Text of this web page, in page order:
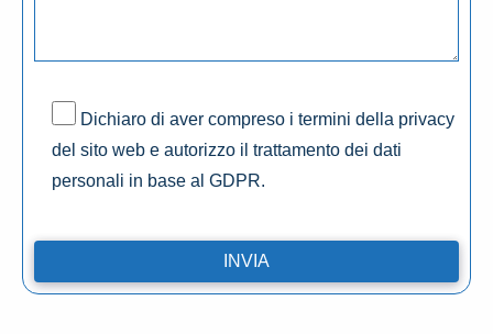
Dichiaro di aver compreso i termini della privacy
del sito web e autorizzo il trattamento dei dati
personali in base al GDPR.